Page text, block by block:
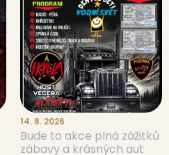
14. 8. 2026
Bude to akce plná zážitků
zábavy a krásných aut